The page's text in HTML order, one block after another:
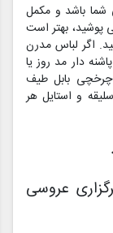
باشد و مکمل
بهتر است
اگر لباس مدرن
دار مد روز یا
چرخچی بابل طیف
و استایل هر
عروسی